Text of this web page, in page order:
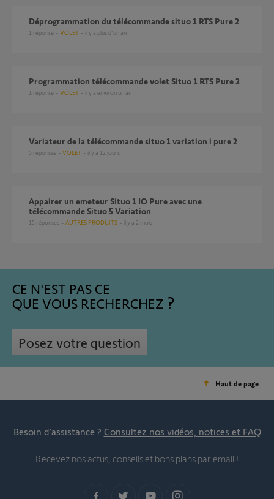
déprogrammation du télécommande situo 1 RTS Pure 2
1 réponse VOLET il y a plus d'un an
Programmation télécommande volet Situo 1 RTS Pure 2
1 réponse VOLET il y a environ un an
variateur de la télécommande situo 1 variation i pure 2
5 réponses VOLET il y a 12 jours
Appairer un emeteur Situo 1 IO Pure avec une
télécommande Situo 5 Variation
15 réponses AUTRES PRODUITS il y a 2 mois
CE N'EST PAS CE
QUE VOUS RECHERCHEZ
Posez votre question
Haut de page
Besoin d’assistance ? Consultez nos vidéos, notices et FAQ
Recevez nos actus, conseils et bons plans par email !